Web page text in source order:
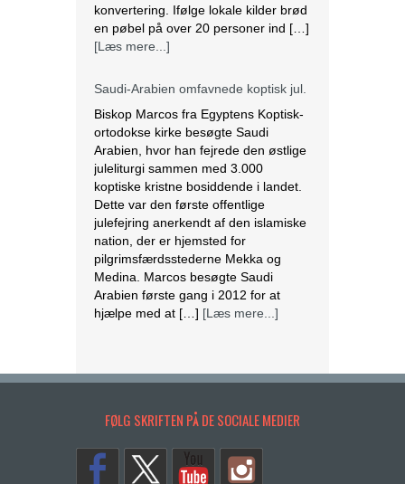
konvertering. Ifølge lokale kilder brød
en pøbel på over 20 personer ind […]
[Læs mere...]
Saudi-Arabien omfavnede koptisk jul.
Biskop Marcos fra Egyptens Koptisk-
ortodokse kirke besøgte Saudi
Arabien, hvor han fejrede den østlige
juleliturgi sammen med 3.000
koptiske kristne bosiddende i landet.
Dette var den første offentlige
julefejring anerkendt af den islamiske
nation, der er hjemsted for
pilgrimsfærdsstederne Mekka og
Medina. Marcos besøgte Saudi
Arabien første gang i 2012 for at
hjælpe med at […] [Læs mere...]
efter lovændring
par af samme køn har fundet sted
Costa Rica det første
centralamerikanske land, der tillader
FØLG SKRIFTEN PÅ DE SOCIALE MEDIER